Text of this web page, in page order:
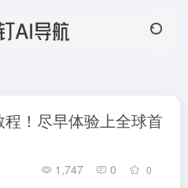
！尽早体验上全球首
1,747 0 0